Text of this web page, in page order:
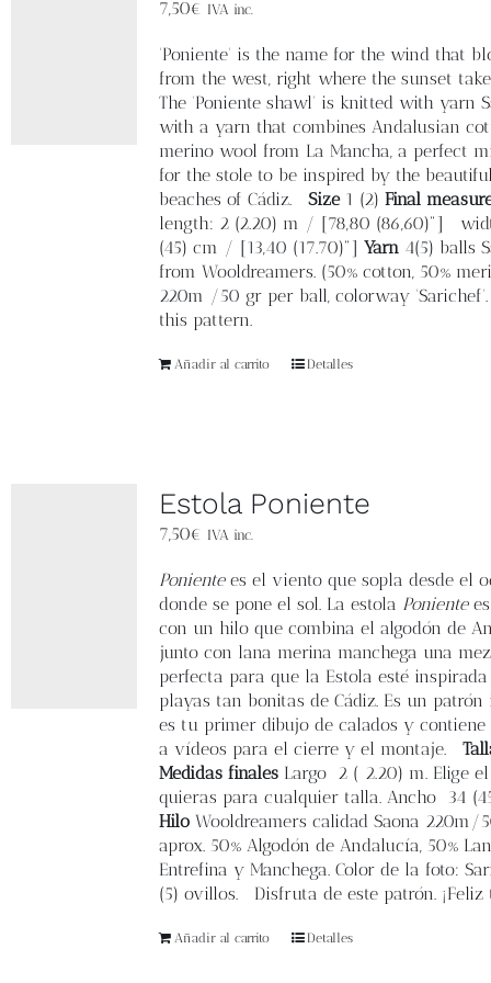
Blog
Contacto
Newsletter
Carrito
Mi cuenta
7,50€ IVA inc.
'Poniente' is the name for the wind that
from the west, right where the sunset
The 'Poniente shawl' is knitted with yarn
with a yarn that combines Andalusian
merino wool from La Mancha, a perfect
for the stole to be inspired by the
beaches of Cádiz. Size1 (2) Final
length: 2 (2.20) m / [78,80 (86,60)"]
(45) cm / [13,40 (17.70)"] Yarn 4(5) balls
from Wooldreamers. (50% cotton, 50%
220m /50 gr per ball, colorway
this pattern.
Añadir al carrito Detalles
Estola Poniente
7,50€ IVA inc.
Ponientees el viento que sopla desde el
donde se pone el sol. La estola Poniente
con un hilo que combina el algodón de
junto con lana merina manchega una
perfecta para que la Estola esté
playas tan bonitas de Cádiz. Es un patrón
es tu primer dibujo de calados y contiene
a vídeos para el cierre y el montaje.
Medidas finales Largo 2 ( 2.20) m. Elige
quieras para cualquier talla. Ancho 34
Hilo Wooldreamers calidad Saona 220m/
aprox. 50% Algodón de Andalucía, 50%
Entrefina y Manchega. Color de la foto:
(5) ovillos. Disfruta de este patrón. ¡Feliz
Añadir al carrito Detalles